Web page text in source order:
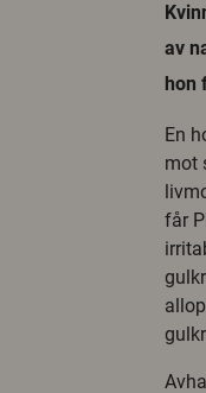
av
hon
En
mot
får